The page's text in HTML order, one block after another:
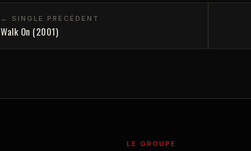
← SINGLE PRÉCÉDENT
Walk On (2001)
LE GROUPE